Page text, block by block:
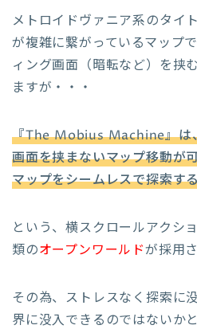
メトロイドヴァニア系のタイ
が複雑に繋がっているマップ
ィング画面（暗転など）を挟
ますが・・・
『The Mobius Machine』は
画面を挟まないマップ移動が
マップをシームレスで探索す
という、横スクロールアクシ
類のオープンワールドが採用
その為、ストレスなく探索に
界に没入できるのではないかと